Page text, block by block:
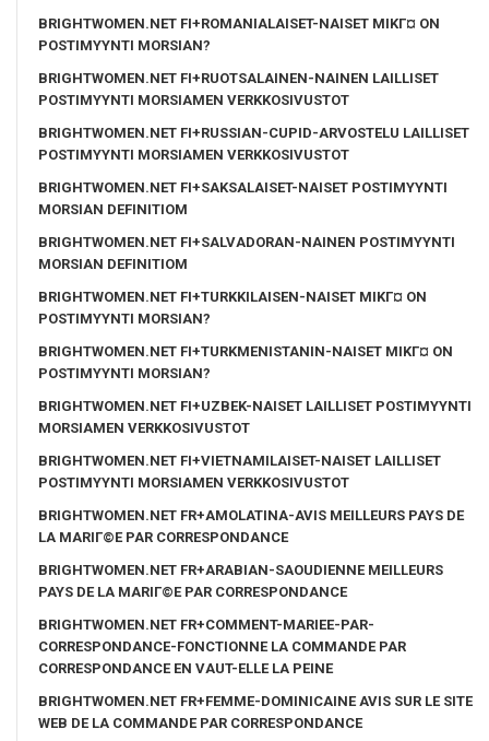
BRIGHTWOMEN.NET FI+ROMANIALAISET-NAISET MIKГ¤ ON
POSTIMYYNTI MORSIAN?
BRIGHTWOMEN.NET FI+RUOTSALAINEN-NAINEN LAILLISET
POSTIMYYNTI MORSIAMEN VERKKOSIVUSTOT
BRIGHTWOMEN.NET FI+RUSSIAN-CUPID-ARVOSTELU LAILLISET
POSTIMYYNTI MORSIAMEN VERKKOSIVUSTOT
BRIGHTWOMEN.NET FI+SAKSALAISET-NAISET POSTIMYYNTI
MORSIAN DEFINITIOM
BRIGHTWOMEN.NET FI+SALVADORAN-NAINEN POSTIMYYNTI
MORSIAN DEFINITIOM
BRIGHTWOMEN.NET FI+TURKKILAISEN-NAISET MIKГ¤ ON
POSTIMYYNTI MORSIAN?
BRIGHTWOMEN.NET FI+TURKMENISTANIN-NAISET MIKГ¤ ON
POSTIMYYNTI MORSIAN?
BRIGHTWOMEN.NET FI+UZBEK-NAISET LAILLISET POSTIMYYNTI
MORSIAMEN VERKKOSIVUSTOT
BRIGHTWOMEN.NET FI+VIETNAMILAISET-NAISET LAILLISET
POSTIMYYNTI MORSIAMEN VERKKOSIVUSTOT
BRIGHTWOMEN.NET FR+AMOLATINA-AVIS MEILLEURS PAYS DE
LA MARIГ©E PAR CORRESPONDANCE
BRIGHTWOMEN.NET FR+ARABIAN-SAOUDIENNE MEILLEURS
PAYS DE LA MARIГ©E PAR CORRESPONDANCE
BRIGHTWOMEN.NET FR+COMMENT-MARIEE-PAR-
CORRESPONDANCE-FONCTIONNE LA COMMANDE PAR
CORRESPONDANCE EN VAUT-ELLE LA PEINE
BRIGHTWOMEN.NET FR+FEMME-DOMINICAINE AVIS SUR LE SITE
WEB DE LA COMMANDE PAR CORRESPONDANCE